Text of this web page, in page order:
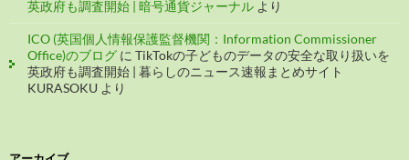
英政府も調査開始 | 暗号通貨ジャーナル より
ICO (英国個人情報保護監督機関：Information Commissioner
Office)のブログ に TikTokの子どものデータの安全な取り扱いを
英政府も調査開始 | 暮らしのニュース速報まとめサイト
KURASOKU より